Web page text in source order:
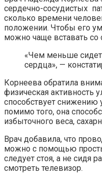
сердечно-сосудистых
сколько времени
положении. Чтобы его
можно чаще вставать со
«Чем меньше
сердца», —
Корнеева обратила
физическая активность
способствует снижению
помимо того, она
избыточного веса,
Врач добавила, что
можно с помощью
следует стоя, а не сидя
смотреть телевизор.